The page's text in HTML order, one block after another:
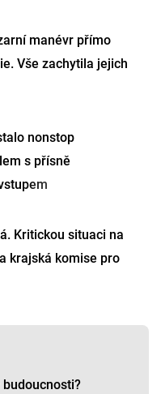
manévr přímo
Vše zachytila jejich
nonstop
s přísně
Kritickou situaci na
krajská komise pro
budoucnosti?